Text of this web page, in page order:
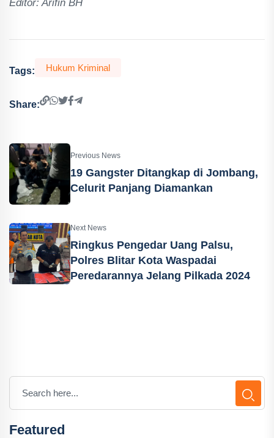
Editor: Arifin BH
Tags: Hukum Kriminal
Share:
Previous News
19 Gangster Ditangkap di Jombang,
Celurit Panjang Diamankan
Next News
Ringkus Pengedar Uang Palsu,
Polres Blitar Kota Waspadai
Peredarannya Jelang Pilkada 2024
Featured